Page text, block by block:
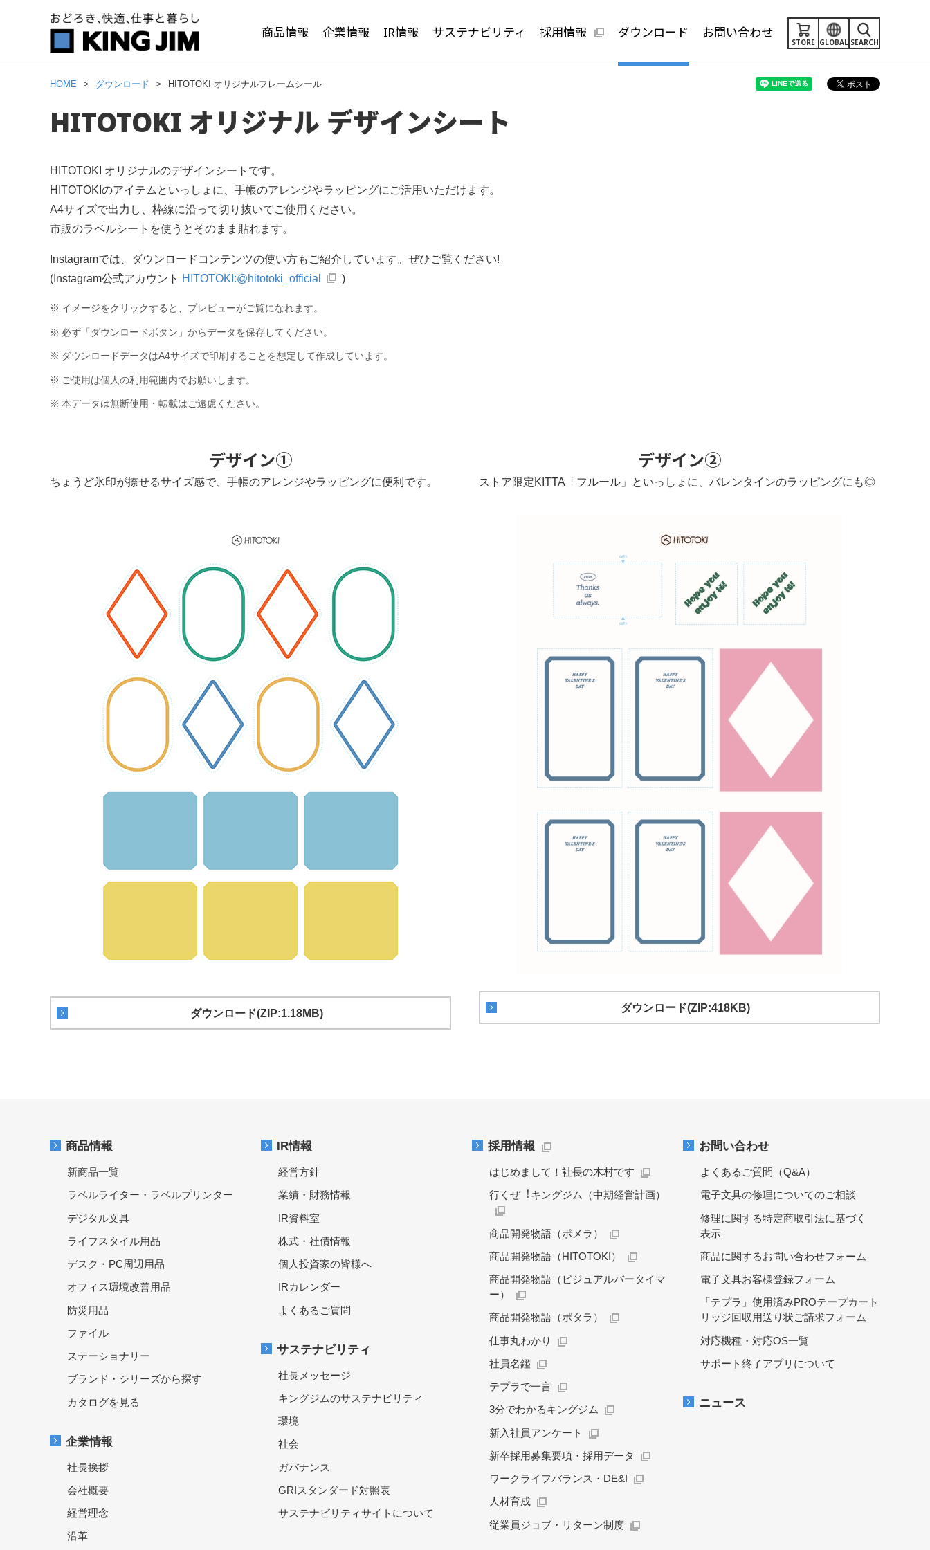
SEARCH
GLOBAL
STORE
商品情報 企業情報 IR情報 サステナビリティ 採用情報 ダウンロード お問い合わせ
HOME ダウンロード HITOTOKI オリジナルフレームシール
HITOTOKI オリジナル デザインシート
HITOTOKI オリジナルのデザインシートです。
HITOTOKIのアイテムといっしょに、手帳のアレンジやラッピングにご活用いただけます。
A4サイズで出力し、枠線に沿って切り抜いてご使用ください。
市販のラベルシートを使うとそのまま貼れます。
Instagramでは、ダウンロードコンテンツの使い方もご紹介しています。ぜひご覧ください!
(Instagram公式アカウント HITOTOKI:@hitotoki_official )
※ イメージをクリックすると、プレビューがご覧になれます。
※ 必ず「ダウンロードボタン」からデータを保存してください。
※ ダウンロードデータはA4サイズで印刷することを想定して作成しています。
※ ご使用は個人の利用範囲内でお願いします。
※ 本データは無断使用・転載はご遠慮ください。
デザイン①
ちょうど氷印が捺せるサイズ感で、手帳のアレンジやラッピングに便利です。
ダウンロード(ZIP:1.18MB)
デザイン②
ストア限定KITTA「フルール」といっしょに、バレンタインのラッピングにも◎
ダウンロード(ZIP:418KB)
商品情報
新商品一覧
ラベルライター・ラベルプリンター
デジタル文具
ライフスタイル用品
デスク・PC周辺用品
オフィス環境改善用品
防災用品
ファイル
ステーショナリー
ブランド・シリーズから探す
カタログを見る
企業情報
社長挨拶
会社概要
経営理念
沿革
IR情報
経営方針
業績・財務情報
IR資料室
株式・社債情報
個人投資家の皆様へ
IRカレンダー
よくあるご質問
サステナビリティ
社長メッセージ
キングジムのサステナビリティ
環境
社会
ガバナンス
GRIスタンダード対照表
サステナビリティサイトについて
採用情報
はじめまして！社長の木村です
行くぜ︕キングジム（中期経営計画）
商品開発物語（ポメラ）
商品開発物語（HITOTOKI）
商品開発物語（ビジュアルバータイマ
ー）
商品開発物語（ポタラ）
仕事丸わかり
社員名鑑
テプラで一言
3分でわかるキングジム
新入社員アンケート
新卒採用募集要項・採用データ
ワークライフバランス・DE&I
人材育成
従業員ジョブ・リターン制度
お問い合わせ
よくあるご質問（Q&A）
電子文具の修理についてのご相談
修理に関する特定商取引法に基づく
表示
商品に関するお問い合わせフォーム
電子文具お客様登録フォーム
「テプラ」使用済みPROテープカート
リッジ回収用送り状ご請求フォーム
対応機種・対応OS一覧
サポート終了アプリについて
ニュース